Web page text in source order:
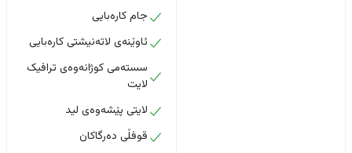
جام کارەبایی
ئاوێنەی لاتەنیشتی کارەبایی
سستەمی کوژانەوەی ترافیک
لایت
لایتی پێشەوەی لید
قوفڵی دەرگاکان